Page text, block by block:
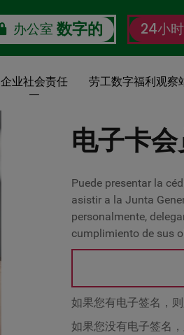
办公室 数字的 24小
企业社会责任 劳工数字福利观察
电子卡
Puede presentar la
asistir a la Junta
personalmente,
cumplimiento de sus
如果您有电子签名，
如果您没有电子签名